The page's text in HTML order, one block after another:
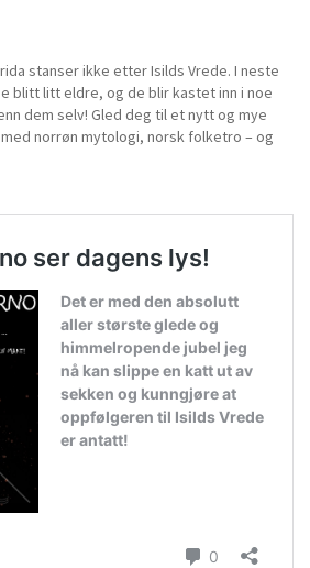
stanser ikke etter Isilds Vrede. I neste
blitt litt eldre, og de blir kastet inn i noe
dem selv! Gled deg til et nytt og mye
norrøn mytologi, norsk folketro – og